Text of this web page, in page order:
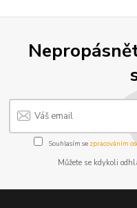
Souhlasím se zpracováním
Můžete se kdykoli